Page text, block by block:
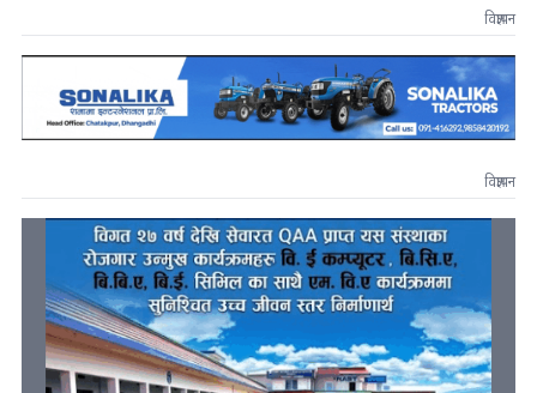
विज्ञापन
विज्ञापन